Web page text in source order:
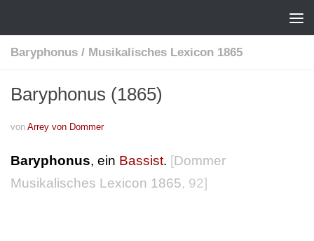
Baryphonus / Musikalisches Lexicon 1865
Baryphonus (1865)
von Arrey von Dommer
Baryphonus, ein Bassist. [Dommer
Musikalisches Lexicon 1865, 92]